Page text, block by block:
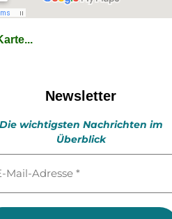
Newsletter
Die wichtigsten Nachrichten im
Überblick